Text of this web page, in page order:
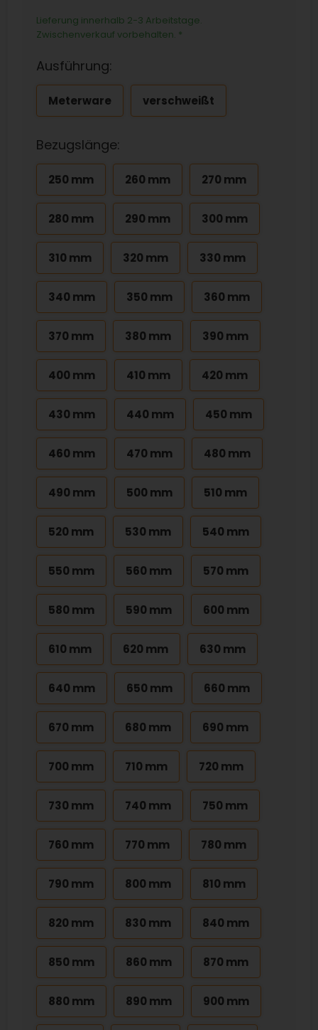
Lieferung innerhalb 2-3 Arbeitstage.
Zwischenverkauf vorbehalten. *
Ausführung:
Meterware verschweißt
Bezugslänge:
250 mm 260 mm 270 mm
280 mm 290 mm 300 mm
310 mm 320 mm 330 mm
340 mm 350 mm 360 mm
370 mm 380 mm 390 mm
400 mm 410 mm 420 mm
430 mm 440 mm 450 mm
460 mm 470 mm 480 mm
490 mm 500 mm 510 mm
520 mm 530 mm 540 mm
550 mm 560 mm 570 mm
580 mm 590 mm 600 mm
610 mm 620 mm 630 mm
640 mm 650 mm 660 mm
670 mm 680 mm 690 mm
700 mm 710 mm 720 mm
730 mm 740 mm 750 mm
760 mm 770 mm 780 mm
790 mm 800 mm 810 mm
820 mm 830 mm 840 mm
850 mm 860 mm 870 mm
880 mm 890 mm 900 mm